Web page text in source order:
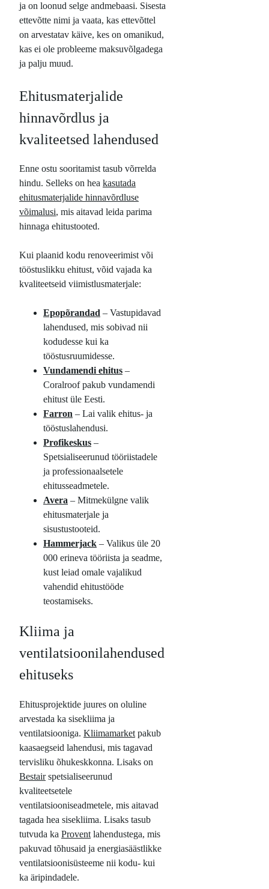
ja on loonud selge andmebaasi. Sisesta
ettevõtte nimi ja vaata, kas ettevõttel
on arvestatav käive, kes on omanikud,
kas ei ole probleeme maksuvõlgadega
ja palju muud.
Ehitusmaterjalide
hinnavõrdlus ja
kvaliteetsed lahendused
Enne ostu sooritamist tasub võrrelda
hindu. Selleks on hea kasutada
ehitusmaterjalide hinnavõrdluse
võimalusi, mis aitavad leida parima
hinnaga ehitustooted.
Kui plaanid kodu renoveerimist või
tööstuslikku ehitust, võid vajada ka
kvaliteetseid viimistlusmaterjale:
Epopõrandad – Vastupidavad
lahendused, mis sobivad nii
kodudesse kui ka
tööstusruumidesse.
Vundamendi ehitus –
Coralroof pakub vundamendi
ehitust üle Eesti.
Farron – Lai valik ehitus- ja
tööstuslahendusi.
Profikeskus –
Spetsialiseerunud tööriistadele
ja professionaalsetele
ehitusseadmetele.
Avera – Mitmekülgne valik
ehitusmaterjale ja
sisustustooteid.
Hammerjack – Valikus üle 20
000 erineva tööriista ja seadme,
kust leiad omale vajalikud
vahendid ehitustööde
teostamiseks.
Kliima ja
ventilatsioonilahendused
ehituseks
Ehitusprojektide juures on oluline
arvestada ka sisekliima ja
ventilatsiooniga. Kliimamarket pakub
kaasaegseid lahendusi, mis tagavad
tervisliku õhukeskkonna. Lisaks on
Bestairspetsialiseerunud
kvaliteetsetele
ventilatsiooniseadmetele, mis aitavad
tagada hea sisekliima. Lisaks tasub
tutvuda ka Provent lahendustega, mis
pakuvad tõhusaid ja energiasäästlikke
ventilatsioonisüsteeme nii kodu- kui
ka äripindadele.